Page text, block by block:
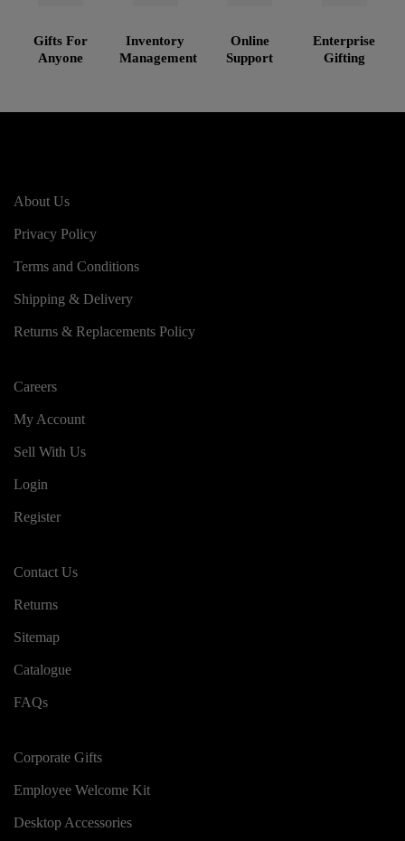
Gifts For
Anyone
Inventory
Management
Online
Support
Enterprise
Gifting
About Us
Privacy Policy
Terms and Conditions
Shipping & Delivery
Returns & Replacements Policy
Careers
My Account
Sell With Us
Login
Register
Contact Us
Returns
Sitemap
Catalogue
FAQs
Corporate Gifts
Employee Welcome Kit
Desktop Accessories